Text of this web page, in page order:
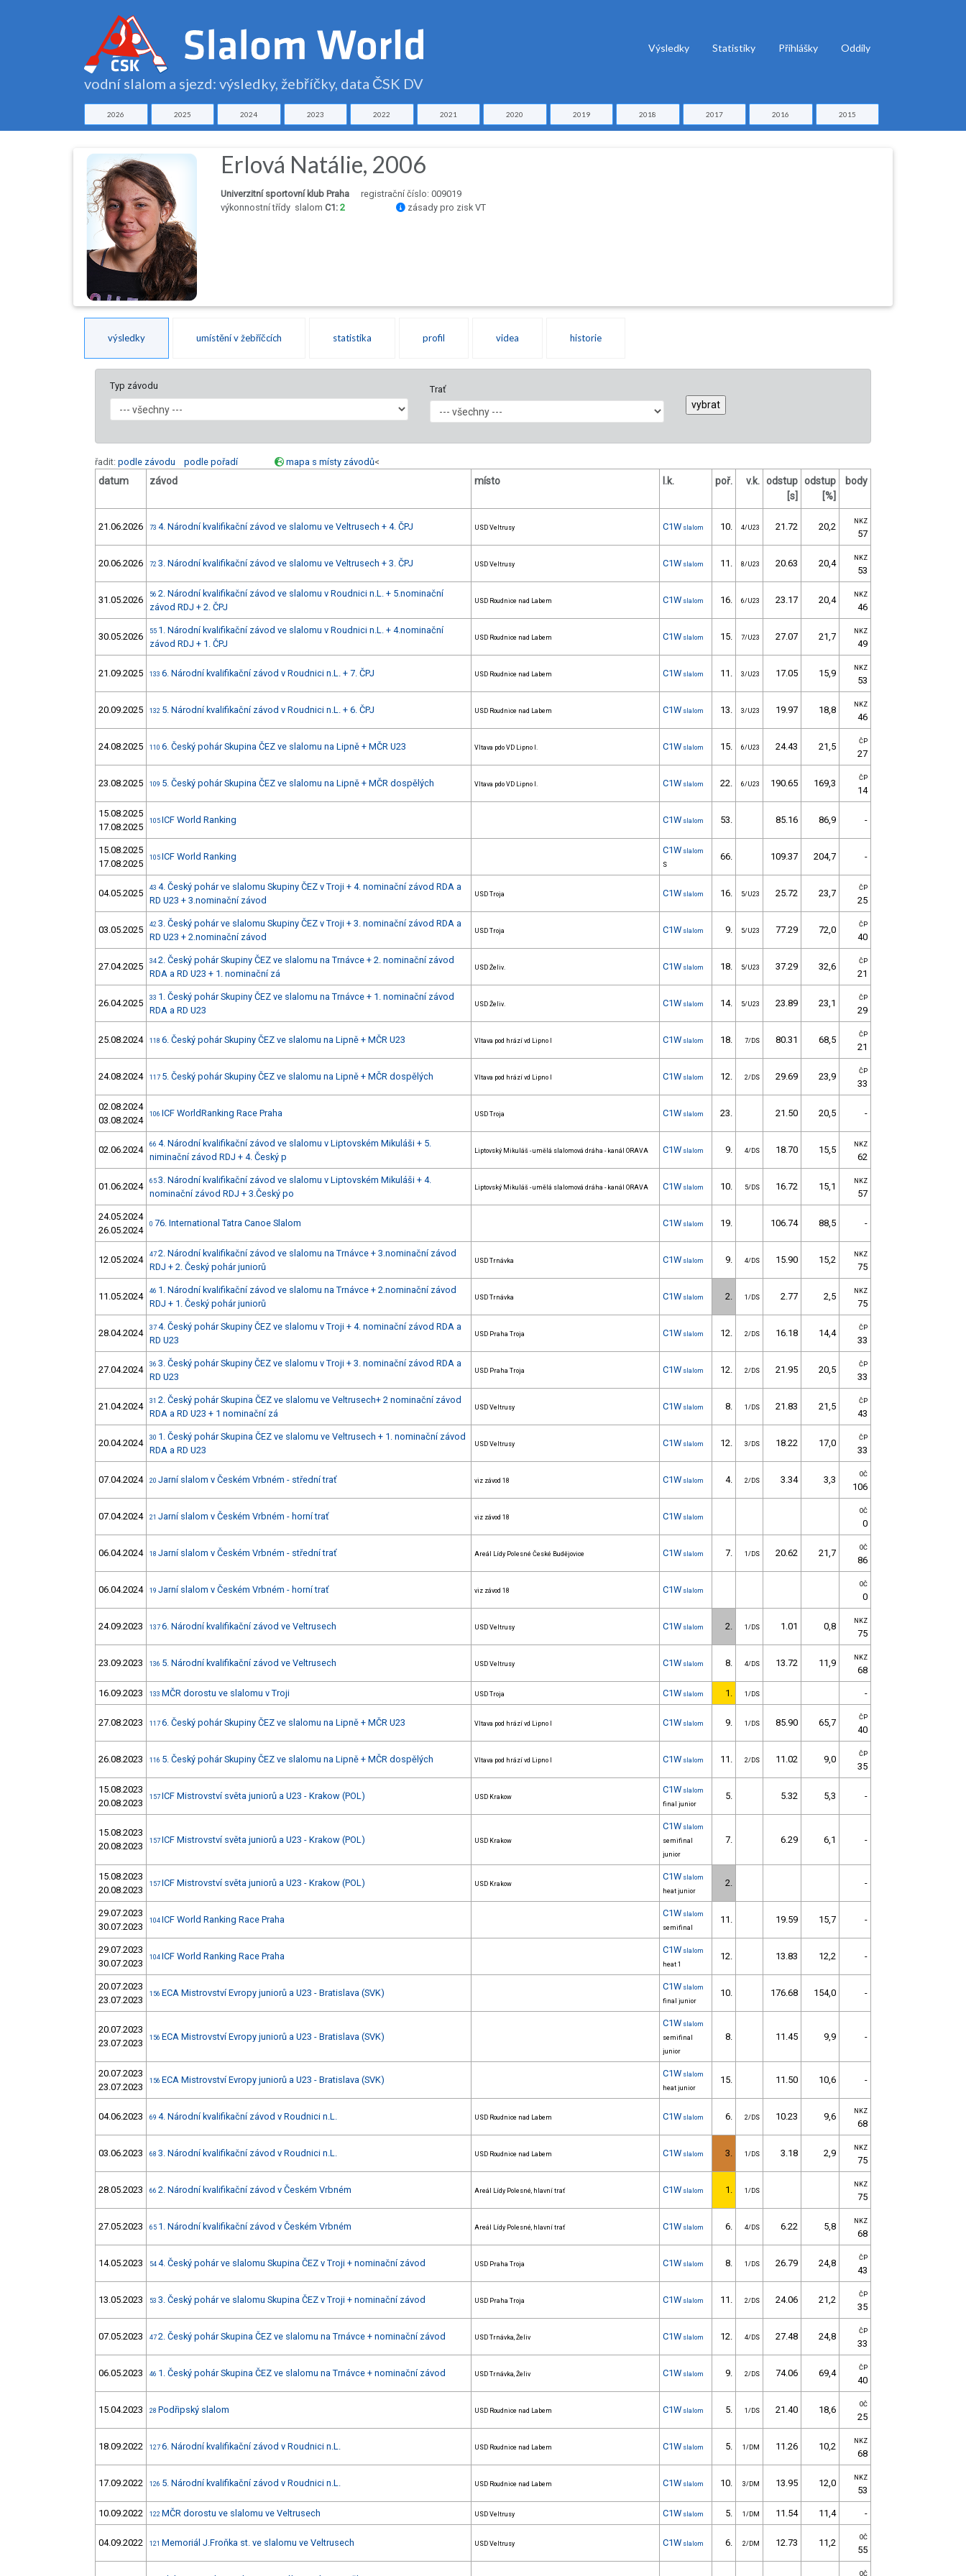
vodní slalom a sjezd: výsledky, žebříčky, data ČSK DV
Výsledky Statistiky Přihlášky Oddíly
2026 2025 2024 2023 2022 2021 2020 2019 2018 2017 2016 2015
Erlová Natálie, 2006
Univerzitní sportovní klub Praha
registrační číslo: 009019
výkonnostní třídy slalom C1: 2 zásady pro zisk VT
výsledky umístění v žebříčcích statistika profil videa historie
Typ závodu Trať
řadit: podle závodu podle pořadí mapa s místy závodů<
datum závod místo l.k. poř. v.k. odstup
[s]
odstup
[%]
body
21.06.2026 73 4. Národní kvalifikační závod ve slalomu ve Veltrusech + 4. ČPJ USD Veltrusy C1W slalom 10. 4/U23 21.72 20,2 NKZ
57
20.06.2026 72 3. Národní kvalifikační závod ve slalomu ve Veltrusech + 3. ČPJ USD Veltrusy C1W slalom 11. 8/U23 20.63 20,4 NKZ
53
31.05.2026 56 2. Národní kvalifikační závod ve slalomu v Roudnici n.L. + 5.nominační
závod RDJ + 2. ČPJ
USD Roudnice nad Labem C1W slalom 16. 6/U23 23.17 20,4 NKZ
46
30.05.2026 55 1. Národní kvalifikační závod ve slalomu v Roudnici n.L. + 4.nominační
závod RDJ + 1. ČPJ
USD Roudnice nad Labem C1W slalom 15. 7/U23 27.07 21,7 NKZ
49
21.09.2025 133 6. Národní kvalifikační závod v Roudnici n.L. + 7. ČPJ USD Roudnice nad Labem C1W slalom 11. 3/U23 17.05 15,9 NKZ
53
20.09.2025 132 5. Národní kvalifikační závod v Roudnici n.L. + 6. ČPJ USD Roudnice nad Labem C1W slalom 13. 3/U23 19.97 18,8 NKZ
46
24.08.2025 110 6. Český pohár Skupina ČEZ ve slalomu na Lipně + MČR U23 Vltava pdo VD Lipno I. C1W slalom 15. 6/U23 24.43 21,5 ČP
27
23.08.2025 109 5. Český pohár Skupina ČEZ ve slalomu na Lipně + MČR dospělých Vltava pdo VD Lipno I. C1W slalom 22. 6/U23 190.65 169,3 ČP
14
15.08.2025
17.08.2025
105 ICF World Ranking C1W slalom 53. 85.16 86,9 -
15.08.2025
17.08.2025
105 ICF World Ranking
C1W slalom
S
66. 109.37 204,7 -
04.05.2025 43 4. Český pohár ve slalomu Skupiny ČEZ v Troji + 4. nominační závod RDA a
RD U23 + 3.nominační závod
USD Troja C1W slalom 16. 5/U23 25.72 23,7 ČP
25
03.05.2025 42 3. Český pohár ve slalomu Skupiny ČEZ v Troji + 3. nominační závod RDA a
RD U23 + 2.nominační závod
USD Troja C1W slalom 9. 5/U23 77.29 72,0 ČP
40
27.04.2025 34 2. Český pohár Skupiny ČEZ ve slalomu na Trnávce + 2. nominační závod
RDA a RD U23 + 1. nominační zá
USD Želiv. C1W slalom 18. 5/U23 37.29 32,6 ČP
21
26.04.2025 33 1. Český pohár Skupiny ČEZ ve slalomu na Trnávce + 1. nominační závod
RDA a RD U23
USD Želiv. C1W slalom 14. 5/U23 23.89 23,1 ČP
29
25.08.2024 118 6. Český pohár Skupiny ČEZ ve slalomu na Lipně + MČR U23 Vltava pod hrází vd Lipno I C1W slalom 18. 7/DS 80.31 68,5 ČP
21
24.08.2024 117 5. Český pohár Skupiny ČEZ ve slalomu na Lipně + MČR dospělých Vltava pod hrází vd Lipno I C1W slalom 12. 2/DS 29.69 23,9 ČP
33
02.08.2024
03.08.2024
106 ICF WorldRanking Race Praha USD Troja C1W slalom 23. 21.50 20,5 -
02.06.2024 66 4. Národní kvalifikační závod ve slalomu v Liptovském Mikuláši + 5.
niminační závod RDJ + 4. Český p
Liptovský Mikuláš - umělá slalomová dráha - kanál ORAVA C1W slalom 9. 4/DS 18.70 15,5 NKZ
62
01.06.2024 65 3. Národní kvalifikační závod ve slalomu v Liptovském Mikuláši + 4.
nominační závod RDJ + 3.Český po
Liptovský Mikuláš - umělá slalomová dráha - kanál ORAVA C1W slalom 10. 5/DS 16.72 15,1 NKZ
57
24.05.2024
26.05.2024
0 76. International Tatra Canoe Slalom C1W slalom 19. 106.74 88,5 -
12.05.2024 47 2. Národní kvalifikační závod ve slalomu na Trnávce + 3.nominační závod
RDJ + 2. Český pohár juniorů
USD Trnávka C1W slalom 9. 4/DS 15.90 15,2 NKZ
75
11.05.2024 46 1. Národní kvalifikační závod ve slalomu na Trnávce + 2.nominační závod
RDJ + 1. Český pohár juniorů
USD Trnávka C1W slalom 2. 1/DS 2.77 2,5 NKZ
75
28.04.2024 37 4. Český pohár Skupiny ČEZ ve slalomu v Troji + 4. nominační závod RDA a
RD U23
USD Praha Troja C1W slalom 12. 2/DS 16.18 14,4 ČP
33
27.04.2024 36 3. Český pohár Skupiny ČEZ ve slalomu v Troji + 3. nominační závod RDA a
RD U23
USD Praha Troja C1W slalom 12. 2/DS 21.95 20,5 ČP
33
21.04.2024 31 2. Český pohár Skupina ČEZ ve slalomu ve Veltrusech+ 2 nominační závod
RDA a RD U23 + 1 nominační zá
USD Veltrusy C1W slalom 8. 1/DS 21.83 21,5 ČP
43
20.04.2024 30 1. Český pohár Skupina ČEZ ve slalomu ve Veltrusech + 1. nominační závod
RDA a RD U23
USD Veltrusy C1W slalom 12. 3/DS 18.22 17,0 ČP
33
07.04.2024 20 Jarní slalom v Českém Vrbném - střední trať viz závod 18 C1W slalom 4. 2/DS 3.34 3,3 OČ
106
07.04.2024 21 Jarní slalom v Českém Vrbném - horní trať viz závod 18 C1W slalom
OČ
0
06.04.2024 18 Jarní slalom v Českém Vrbném - střední trať Areál Lídy Polesné České Budějovice C1W slalom 7. 1/DS 20.62 21,7 OČ
86
06.04.2024 19 Jarní slalom v Českém Vrbném - horní trať viz závod 18 C1W slalom
OČ
0
24.09.2023 137 6. Národní kvalifikační závod ve Veltrusech USD Veltrusy C1W slalom 2. 1/DS 1.01 0,8 NKZ
75
23.09.2023 136 5. Národní kvalifikační závod ve Veltrusech USD Veltrusy C1W slalom 8. 4/DS 13.72 11,9 NKZ
68
16.09.2023 133 MČR dorostu ve slalomu v Troji USD Troja C1W slalom 1. 1/DS -
27.08.2023 117 6. Český pohár Skupiny ČEZ ve slalomu na Lipně + MČR U23 Vltava pod hrází vd Lipno I C1W slalom 9. 1/DS 85.90 65,7 ČP
40
26.08.2023 116 5. Český pohár Skupiny ČEZ ve slalomu na Lipně + MČR dospělých Vltava pod hrází vd Lipno I C1W slalom 11. 2/DS 11.02 9,0 ČP
35
15.08.2023
20.08.2023
157 ICF Mistrovství světa juniorů a U23 - Krakow (POL) USD Krakow
C1W slalom
final junior
5. 5.32 5,3 -
15.08.2023
20.08.2023
157 ICF Mistrovství světa juniorů a U23 - Krakow (POL) USD Krakow
C1W slalom
semifinal
junior
7. 6.29 6,1 -
15.08.2023
20.08.2023
157 ICF Mistrovství světa juniorů a U23 - Krakow (POL) USD Krakow
C1W slalom
heat junior
2. -
29.07.2023
30.07.2023
104 ICF World Ranking Race Praha
C1W slalom
semifinal
11. 19.59 15,7 -
29.07.2023
30.07.2023
104 ICF World Ranking Race Praha
C1W slalom
heat 1
12. 13.83 12,2 -
20.07.2023
23.07.2023
156 ECA Mistrovství Evropy juniorů a U23 - Bratislava (SVK)
C1W slalom
final junior
10. 176.68 154,0 -
20.07.2023
23.07.2023
156 ECA Mistrovství Evropy juniorů a U23 - Bratislava (SVK)
C1W slalom
semifinal
junior
8. 11.45 9,9 -
20.07.2023
23.07.2023
156 ECA Mistrovství Evropy juniorů a U23 - Bratislava (SVK)
C1W slalom
heat junior
15. 11.50 10,6 -
04.06.2023 69 4. Národní kvalifikační závod v Roudnici n.L. USD Roudnice nad Labem C1W slalom 6. 2/DS 10.23 9,6 NKZ
68
03.06.2023 68 3. Národní kvalifikační závod v Roudnici n.L. USD Roudnice nad Labem C1W slalom 3. 1/DS 3.18 2,9 NKZ
75
28.05.2023 66 2. Národní kvalifikační závod v Českém Vrbném Areál Lídy Polesné, hlavní trať C1W slalom 1. 1/DS
NKZ
75
27.05.2023 65 1. Národní kvalifikační závod v Českém Vrbném Areál Lídy Polesné, hlavní trať C1W slalom 6. 4/DS 6.22 5,8 NKZ
68
14.05.2023 54 4. Český pohár ve slalomu Skupina ČEZ v Troji + nominační závod USD Praha Troja C1W slalom 8. 1/DS 26.79 24,8 ČP
43
13.05.2023 53 3. Český pohár ve slalomu Skupina ČEZ v Troji + nominační závod USD Praha Troja C1W slalom 11. 2/DS 24.06 21,2 ČP
35
07.05.2023 47 2. Český pohár Skupina ČEZ ve slalomu na Trnávce + nominační závod USD Trnávka, Želiv C1W slalom 12. 4/DS 27.48 24,8 ČP
33
06.05.2023 46 1. Český pohár Skupina ČEZ ve slalomu na Trnávce + nominační závod USD Trnávka, Želiv C1W slalom 9. 2/DS 74.06 69,4 ČP
40
15.04.2023 28 Podřipský slalom USD Roudnice nad Labem C1W slalom 5. 1/DS 21.40 18,6 OČ
25
18.09.2022 127 6. Národní kvalifikační závod v Roudnici n.L. USD Roudnice nad Labem C1W slalom 5. 1/DM 11.26 10,2 NKZ
68
17.09.2022 126 5. Národní kvalifikační závod v Roudnici n.L. USD Roudnice nad Labem C1W slalom 10. 3/DM 13.95 12,0 NKZ
53
10.09.2022 122 MČR dorostu ve slalomu ve Veltrusech USD Veltrusy C1W slalom 5. 1/DM 11.54 11,4 -
04.09.2022 121 Memoriál J.Froňka st. ve slalomu ve Veltrusech USD Veltrusy C1W slalom 6. 2/DM 12.73 11,2 OČ
55
OČ